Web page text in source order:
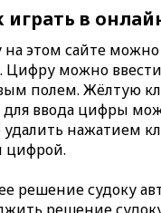
играть в
на этом сайте
Цифру можно
полем. Жёлтую
для ввода цифры
нажатием
цифрой.
решение судоку